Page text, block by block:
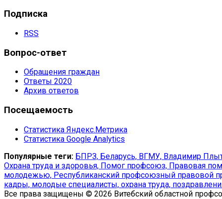
Подписка
RSS
Вопрос-ответ
Обращения граждан
Ответы 2020
Архив ответов
Посещаемость
Статистика Яндекс.Метрика
Статистика Google Analytics
Популярные теги: БПРЗ, Беларусь, ВГМУ, Владимир
Охрана труда и здоровья, Помог профсоюз, Правовая
молодежью, Республиканский профсоюзный правовой
кадры, молодые специалисты, охрана труда,
Все права защищены © 2026 Витебский областной